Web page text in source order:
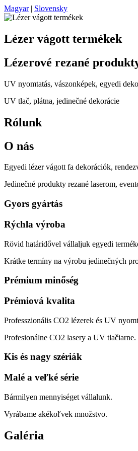
Magyar| Slovensky
Lézer vágott termékek
Lézerové rezané
UV nyomtatás, vászonképek, egyedi
UV tlač, plátna, jedinečné dekorácie
Rólunk
O nás
Egyedi lézer vágott fa dekorációk,
Jedinečné produkty rezané laserom,
Gyors gyártás
Rýchla výroba
Rövid határidővel vállaljuk egyedi
Krátke termíny na výrobu jedinečných
Prémium minőség
Prémiová kvalita
Professzionális CO2 lézerek és UV
Profesionálne CO2 lasery a UV tlačiarne.
Kis és nagy szériák
Malé a veľké série
Bármilyen mennyiséget vállalunk.
Vyrábame akékoľvek množstvo.
Galéria